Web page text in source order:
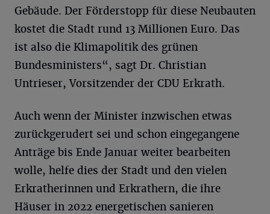
Gebäude. Der Förderstopp für diese Neubauten
kostet die Stadt rund 13 Millionen Euro. Das
ist also die Klimapolitik des grünen
Bundesministers“, sagt Dr. Christian
Untrieser, Vorsitzender der CDU Erkrath.
Auch wenn der Minister inzwischen etwas
zurückgerudert sei und schon eingegangene
Anträge bis Ende Januar weiter bearbeiten
wolle, helfe dies der Stadt und den vielen
Erkratherinnen und Erkrathern, die ihre
Häuser in 2022 energetischen sanieren